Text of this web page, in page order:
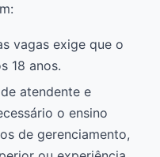
vagas exige que o
18 anos.
atendente e
o ensino
de gerenciamento,